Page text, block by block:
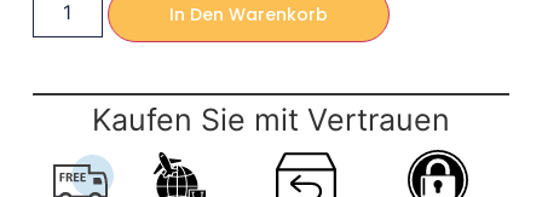
In Den Warenkorb
Kaufen Sie mit Vertrauen